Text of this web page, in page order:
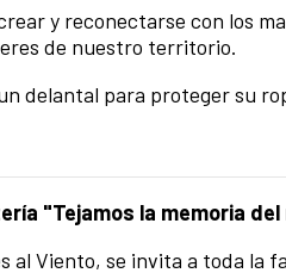
y reconectarse con los
de nuestro territorio.
delantal para proteger su
"Tejamos la memoria del
al Viento, se invita a toda la